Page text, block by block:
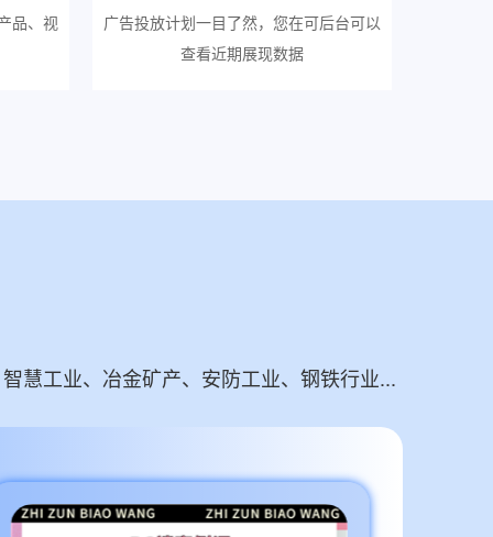
品、视
广告投放计划一目了然，您在可后台可以
查看近期展现数据
慧工业、冶金矿产、安防工业、钢铁行业...